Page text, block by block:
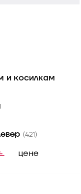
и косилкам
(421)
цене